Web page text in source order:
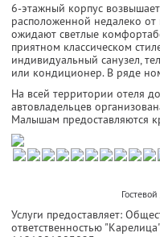
6-этажный корпус
расположенной недалеко
ожидают светлые
приятном классическом
индивидуальный санузел,
или кондиционер. В ряде
На всей территории отеля
автовладельцев
Малышам предоставляются
Услуги предоставляет:
ответственностью